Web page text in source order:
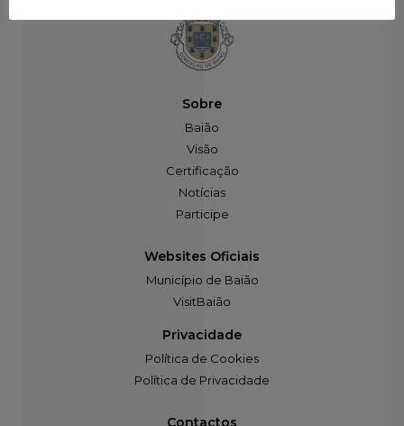
Sobre
Baião
Visão
Certificação
Notícias
Participe
Websites Oficiais
Município de Baião
VisitBaião
Privacidade
Política de Cookies
Política de Privacidade
Contactos